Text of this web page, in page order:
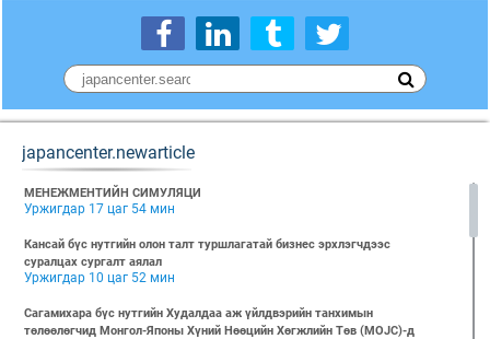
japancenter.newarticle
МЕНЕЖМЕНТИЙН СИМУЛЯЦИ
Уржигдар 17 цаг 54 мин
Кансай бүс нутгийн олон талт туршлагатай бизнес эрхлэгчдээс
суралцах сургалт аялал
Уржигдар 10 цаг 52 мин
Сагамихара бүс нутгийн Худалдаа аж үйлдвэрийн танхимын
төлөөлөгчид Монгол-Японы Хүний Нөөцийн Хөгжлийн Төв (MOJC)-д